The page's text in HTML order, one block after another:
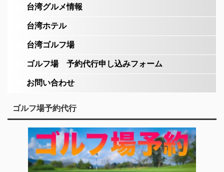
台湾グルメ情報
台湾ホテル
台湾ゴルフ場
ゴルフ場 予約代行申し込みフォーム
お問い合わせ
ゴルフ場予約代行